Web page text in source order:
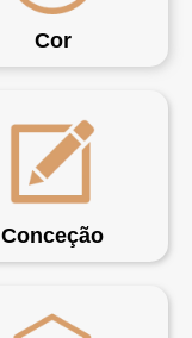
Cor
Conceção